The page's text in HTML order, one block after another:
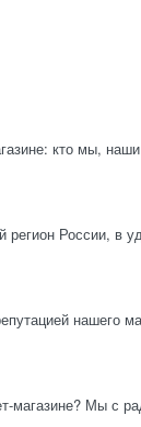
кто мы,
регион России, в
нашего
магазине? Мы с